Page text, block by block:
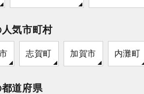
気市町村
志賀町 加賀市 内灘町
道府県